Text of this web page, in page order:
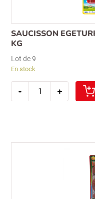
SAUCISSON
KG
Lot de 9
En stock
-
quantité
+
pour :